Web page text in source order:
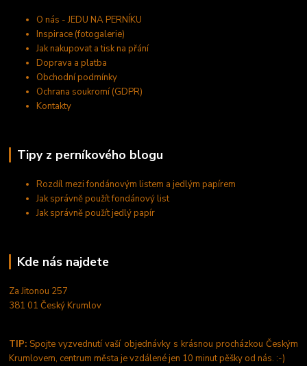
O nás - JEDU NA PERNÍKU
Inspirace (fotogalerie)
Jak nakupovat a tisk na přání
Doprava a platba
Obchodní podmínky
Ochrana soukromí (GDPR)
Kontakty
Tipy z perníkového blogu
Rozdíl mezi fondánovým listem a jedlým papírem
Jak správně použít fondánový list
Jak správně použít jedlý papír
Kde nás najdete
Za Jitonou 257
381 01 Český Krumlov
TIP: Spojte vyzvednutí vaší objednávky s krásnou procházkou Českým
Krumlovem, centrum města je vzdálené jen 10 minut pěšky od nás. :-)